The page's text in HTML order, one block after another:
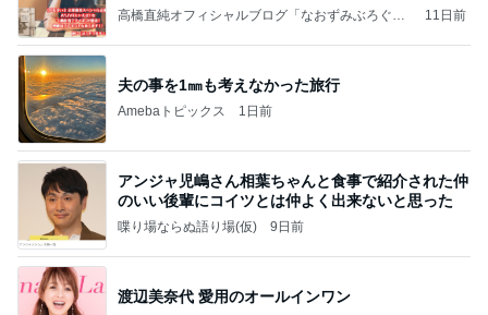
高橋直純オフィシャルブログ「なおずみぶろぐ」
11日前
夫の事を1㎜も考えなかった旅行
Amebaトピックス 1日前
アンジャ児嶋さん相葉ちゃんと食事で紹介された仲
のいい後輩にコイツとは仲よく出来ないと思った
喋り場ならぬ語り場(仮) 9日前
渡辺美奈代 愛用のオールインワン